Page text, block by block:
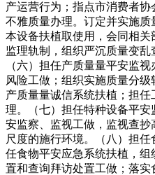
产运营行为；指点市消费者
不雅质量办理。订定并实施
本设备扶植取使用，会同相
监理轨制，组织严沉质量变
（六）担任产质量量平安监
风险工做；组织实施质量分
产质量量诚信系统扶植；担
理。（七）担任特种设备平
安监察、监视工做，监视查
尺度的施行环境。（八）担
任食物平安应急系统扶植，
置和查询拜访处置工做；落实